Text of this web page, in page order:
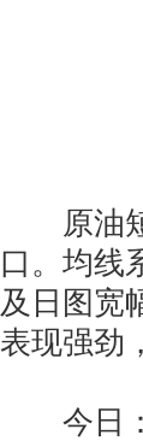
原油短
口。均线
及日图宽
表现强劲
今日：